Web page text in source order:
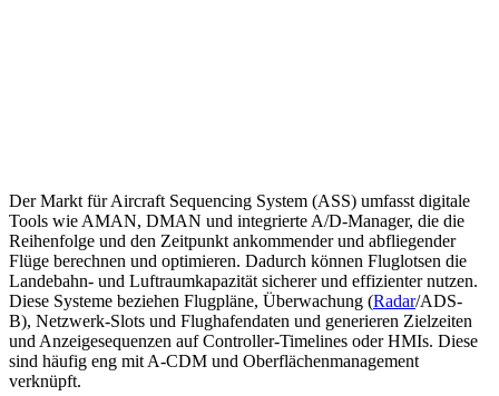
Der Markt für Aircraft Sequencing System (ASS) umfasst digitale
Tools wie AMAN, DMAN und integrierte A/D-Manager, die die
Reihenfolge und den Zeitpunkt ankommender und abfliegender
Flüge berechnen und optimieren. Dadurch können Fluglotsen die
Landebahn- und Luftraumkapazität sicherer und effizienter nutzen.
Diese Systeme beziehen Flugpläne, Überwachung (Radar/ADS-
B), Netzwerk-Slots und Flughafendaten und generieren Zielzeiten
und Anzeigesequenzen auf Controller-Timelines oder HMIs. Diese
sind häufig eng mit A-CDM und Oberflächenmanagement
verknüpft.